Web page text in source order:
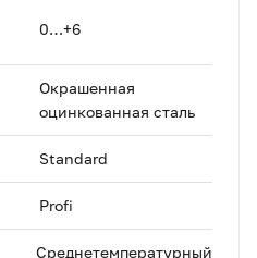
0…+6
Окрашенная
оцинкованная сталь
Standard
Profi
Среднетемпературный